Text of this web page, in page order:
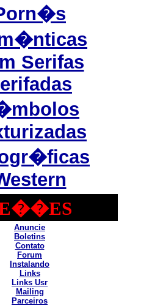
Serifas
Anuncie
Boletins
Contato
Forum
Instalando
Links
Links Usr
Mailing
Parceiros